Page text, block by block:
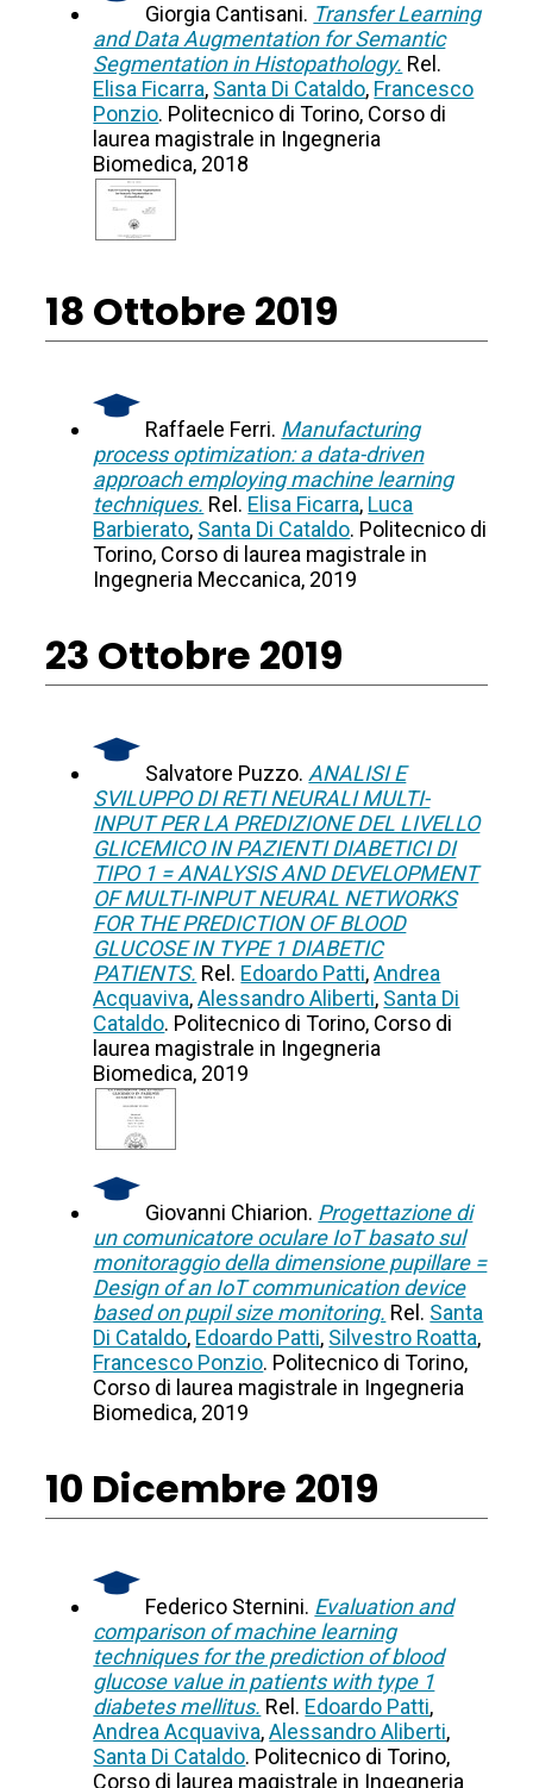
Giorgia Cantisani. Transfer Learning
and Data Augmentation for Semantic
Segmentation in Histopathology. Rel.
Elisa Ficarra, Santa Di Cataldo, Francesco
Ponzio. Politecnico di Torino, Corso di
laurea magistrale in Ingegneria
Biomedica, 2018
18 Ottobre 2019
Raffaele Ferri. Manufacturing
process optimization: a data-driven
approach employing machine learning
techniques. Rel. Elisa Ficarra, Luca
Barbierato, Santa Di Cataldo. Politecnico di
Torino, Corso di laurea magistrale in
Ingegneria Meccanica, 2019
23 Ottobre 2019
Salvatore Puzzo. ANALISI E
SVILUPPO DI RETI NEURALI MULTI-
INPUT PER LA PREDIZIONE DEL LIVELLO
GLICEMICO IN PAZIENTI DIABETICI DI
TIPO 1 = ANALYSIS AND DEVELOPMENT
OF MULTI-INPUT NEURAL NETWORKS
FOR THE PREDICTION OF BLOOD
GLUCOSE IN TYPE 1 DIABETIC
PATIENTS. Rel. Edoardo Patti,Andrea
Acquaviva,Alessandro Aliberti, Santa Di
Cataldo. Politecnico di Torino, Corso di
laurea magistrale in Ingegneria
Biomedica, 2019
Giovanni Chiarion. Progettazione di
un comunicatore oculare IoT basato sul
monitoraggio della dimensione pupillare =
Design of an IoT communication device
based on pupil size monitoring. Rel. Santa
Di Cataldo, Edoardo Patti, Silvestro Roatta,
Francesco Ponzio. Politecnico di Torino,
Corso di laurea magistrale in Ingegneria
Biomedica, 2019
10 Dicembre 2019
Federico Sternini. Evaluation and
comparison of machine learning
techniques for the prediction of blood
glucose value in patients with type 1
diabetes mellitus. Rel. Edoardo Patti,
Andrea Acquaviva,Alessandro Aliberti,
Santa Di Cataldo. Politecnico di Torino,
Corso di laurea magistrale in Ingegneria